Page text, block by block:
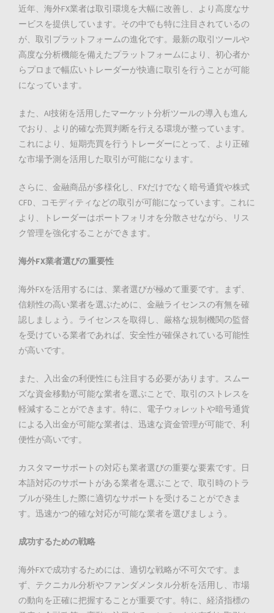
近年、海外FX業者は取引環境を大幅に改善し、より高度なサ
ービスを提供しています。その中でも特に注目されているの
が、取引プラットフォームの進化です。最新の取引ツールや
高度な分析機能を備えたプラットフォームにより、初心者か
らプロまで幅広いトレーダーが快適に取引を行うことが可能
になっています。
また、AI技術を活用したマーケット分析ツールの導入も進ん
でおり、より的確な売買判断を行える環境が整っています。
これにより、短期売買を行うトレーダーにとって、より正確
な市場予測を活用した取引が可能になります。
さらに、金融商品が多様化し、FXだけでなく暗号通貨や株式
CFD、コモディティなどの取引が可能になっています。これに
より、トレーダーはポートフォリオを分散させながら、リス
ク管理を強化することができます。
海外FX業者選びの重要性
海外FXを活用するには、業者選びが極めて重要です。まず、
信頼性の高い業者を選ぶために、金融ライセンスの有無を確
認しましょう。ライセンスを取得し、厳格な規制機関の監督
を受けている業者であれば、安全性が確保されている可能性
が高いです。
また、入出金の利便性にも注目する必要があります。スムー
ズな資金移動が可能な業者を選ぶことで、取引のストレスを
軽減することができます。特に、電子ウォレットや暗号通貨
による入出金が可能な業者は、迅速な資金管理が可能で、利
便性が高いです。
カスタマーサポートの対応も業者選びの重要な要素です。日
本語対応のサポートがある業者を選ぶことで、取引時のトラ
ブルが発生した際に適切なサポートを受けることができま
す。迅速かつ的確な対応が可能な業者を選びましょう。
成功するための戦略
海外FXで成功するためには、適切な戦略が不可欠です。ま
ず、テクニカル分析やファンダメンタル分析を活用し、市場
の動向を正確に把握することが重要です。特に、経済指標の